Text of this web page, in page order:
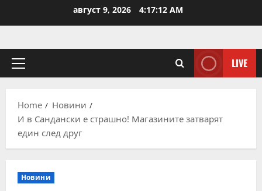
август 9, 2026 4:17:13 AM
Primary
LIVE
Home
Новини
И в Сандански е страшно! Магазините затварят
един след друг
Новини